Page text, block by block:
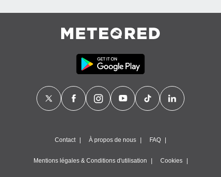
Contact À propos de nous FAQ
Mentions légales & Conditions d'utilisation Cookies